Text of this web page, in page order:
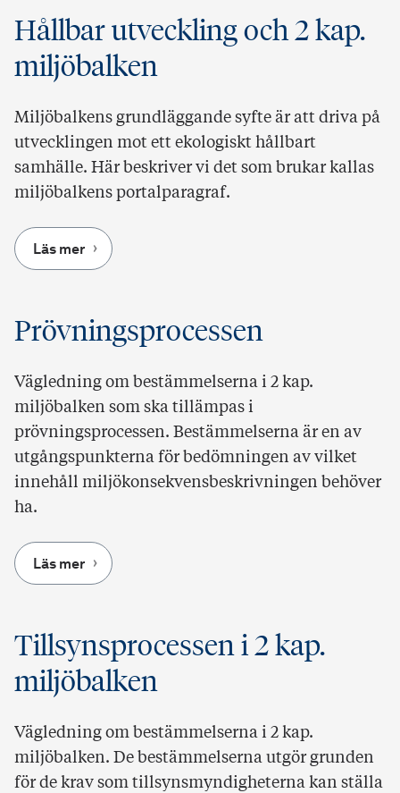
Hållbar utveckling och 2 kap.
miljöbalken
Miljöbalkens grundläggande syfte är att driva på
utvecklingen mot ett ekologiskt hållbart
samhälle. Här beskriver vi det som brukar kallas
miljöbalkens portalparagraf.
Läs mer
Prövningsprocessen
Vägledning om bestämmelserna i 2 kap.
miljöbalken som ska tillämpas i
prövningsprocessen. Bestämmelserna är en av
utgångspunkterna för bedömningen av vilket
innehåll miljökonsekvensbeskrivningen behöver
ha.
Läs mer
Tillsynsprocessen i 2 kap.
miljöbalken
Vägledning om bestämmelserna i 2 kap.
miljöbalken. De bestämmelserna utgör grunden
för de krav som tillsynsmyndigheterna kan ställa